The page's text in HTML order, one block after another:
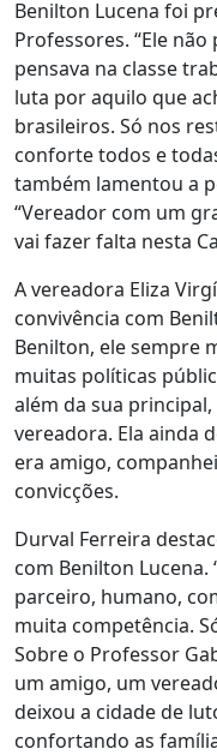
Benilton Lucena foi
Professores. “Ele
pensava na classe
luta por aquilo que
brasileiros. Só nos
conforte todos e
também lamentou a
“Vereador com um
vai fazer falta nesta
A vereadora Eliza
convivência com
Benilton, ele sempre
muitas políticas
além da sua
vereadora. Ela ainda
era amigo,
convicções.
Durval Ferreira
com Benilton
parceiro, humano,
muita competência.
Sobre o Professor
um amigo, um
deixou a cidade de
confortando as